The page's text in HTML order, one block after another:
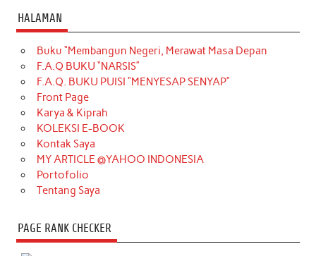
HALAMAN
Buku “Membangun Negeri, Merawat Masa Depan
F.A.Q BUKU “NARSIS”
F.A.Q. BUKU PUISI “MENYESAP SENYAP”
Front Page
Karya & Kiprah
KOLEKSI E-BOOK
Kontak Saya
MY ARTICLE @YAHOO INDONESIA
Portofolio
Tentang Saya
PAGE RANK CHECKER